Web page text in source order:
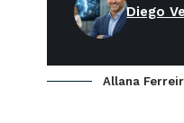
Diego
Allana